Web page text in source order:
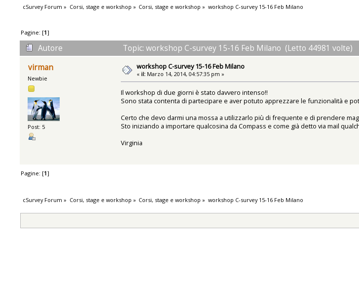
cSurvey Forum » Corsi, stage e workshop » Corsi, stage e workshop » workshop C-survey 15-16 Feb Milano
Pagine: [1]
Autore
Topic: workshop C-survey 15-16 Feb Milano (Letto 44981 volte)
virman
Newbie
Post: 5
workshop C-survey 15-16 Feb Milano
« il: Marzo 14, 2014, 04:57:35 pm »
Il workshop di due giorni è stato davvero intenso!!
Sono stata contenta di partecipare e aver potuto apprezzare le funzionalità e
Certo che devo darmi una mossa a utilizzarlo più di frequente e di prendere
Sto iniziando a importare qualcosina da Compass e come già detto via mail
Virginia
Pagine: [1]
cSurvey Forum » Corsi, stage e workshop » Corsi, stage e workshop » workshop C-survey 15-16 Feb Milano